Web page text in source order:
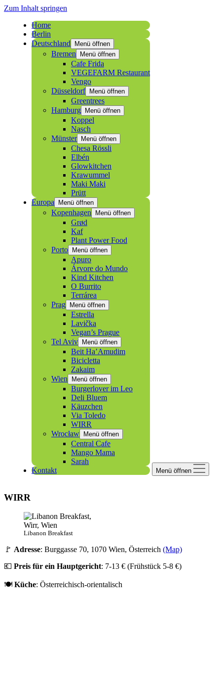
Zum Inhalt springen
Home
Berlin
Deutschland
Menü öffnen
Bremen Menü öffnen
Cafe Frida
VEGEFARM Restaurant
Vengo
Düsseldorf
Menü öffnen
Greentrees
Hamburg
Menü öffnen
Koppel
Nasch
Münster
Menü öffnen
Chesa Rössli
Elbén
Glowkitchen
Krawummel
Maki Maki
Prütt
Europa
Menü öffnen
Kopenhagen Menü öffnen
Grød
Kaf
Plant Power Food
Porto
Menü öffnen
Apuro
Árvore do Mundo
Kind Kitchen
O Burrito
Terrárea
Prag
Menü öffnen
Estrella
Lavička
Vegan’s Prague
Tel Aviv
Menü öffnen
Beit Ha’Amudim
Bicicletta
Zakaim
Wien
Menü öffnen
Burgerlover im Leo
Deli Bluem
Käuzchen
Via Toledo
WIRR
Wrocław
Menü öffnen
Central Cafe
Mango Mama
Sarah
Kontakt
Menü öffnen
WIRR
Libanon Breakfast
🚩 Adresse: Burggasse 70, 1070 Wien, Österreich (Map)
💶 Preis für ein Hauptgericht: 7-13 € (Frühstück 5-8 €)
🍽️ Küche: Österreichisch-orientalisch